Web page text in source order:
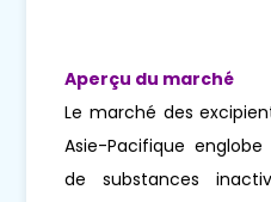
Aperçu du marché
Le marché des
Asie-Pacifique
de substances